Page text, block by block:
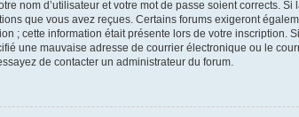
nom d’utilisateur et votre mot de passe soient corrects.
que vous avez reçues. Certains forums exigeront
; cette information était présente lors de votre
une mauvaise adresse de courrier électronique ou le
de contacter un administrateur du forum.